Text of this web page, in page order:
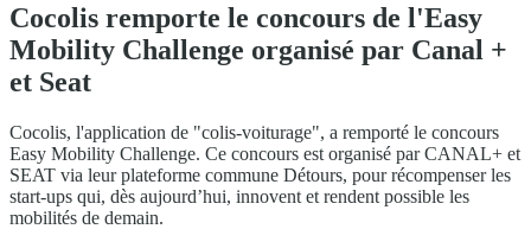
Cocolis remporte le concours de l'Easy
Mobility Challenge organisé par Canal +
et Seat
Cocolis, l'application de "colis-voiturage", a remporté le concours
Easy Mobility Challenge. Ce concours est organisé par CANAL+ et
SEAT via leur plateforme commune Détours, pour récompenser les
start-ups qui, dès aujourd’hui, innovent et rendent possible les
mobilités de demain.